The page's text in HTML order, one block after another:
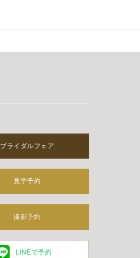
ブライダルフェア
見学予約
撮影予約
LINEで予約